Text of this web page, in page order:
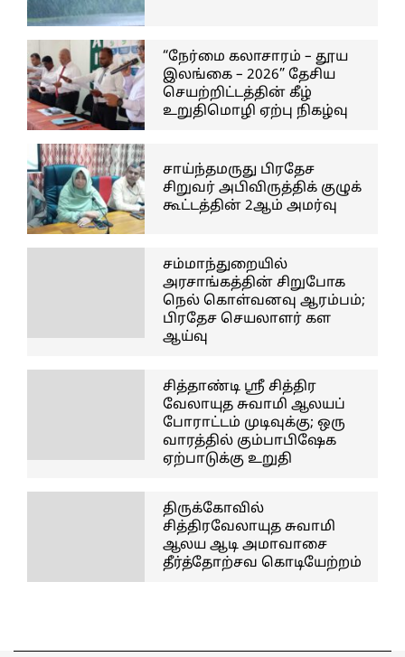
“நேர்மை கலாசாரம் – தூய
இலங்கை – 2026” தேசிய
செயற்றிட்டத்தின் கீழ்
உறுதிமொழி ஏற்பு நிகழ்வு
சாய்ந்தமருது பிரதேச
சிறுவர் அபிவிருத்திக் குழுக்
கூட்டத்தின் 2ஆம் அமர்வு
சம்மாந்துறையில்
அரசாங்கத்தின் சிறுபோக
நெல் கொள்வனவு ஆரம்பம்;
பிரதேச செயலாளர் கள
ஆய்வு
சித்தாண்டி ஸ்ரீ சித்திர
வேலாயுத சுவாமி ஆலயப்
போராட்டம் முடிவுக்கு; ஒரு
வாரத்தில் கும்பாபிஷேக
ஏற்பாடுக்கு உறுதி
திருக்கோவில்
சித்திரவேலாயுத சுவாமி
ஆலய ஆடி அமாவாசை
தீர்த்தோற்சவ கொடியேற்றம்